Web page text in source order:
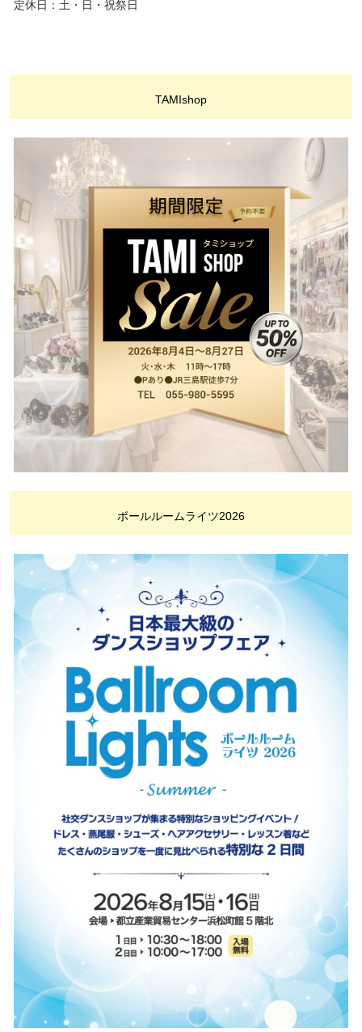
定休日：土・日・祝祭日
TAMIshop
ボールルームライツ2026